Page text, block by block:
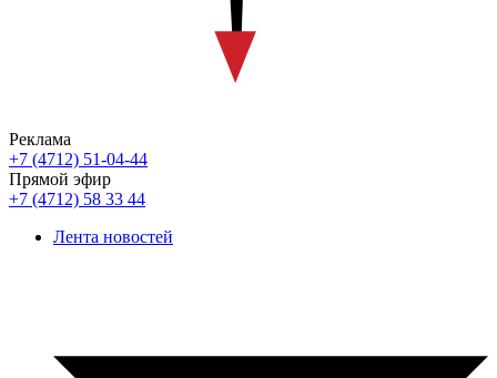
Реклама
+7 (4712) 51-04-44
Прямой эфир
+7 (4712) 58 33 44
Лента новостей